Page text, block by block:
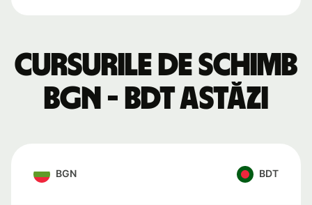
Cursurile de schimb
BGN - BDT astăzi
BGN BDT